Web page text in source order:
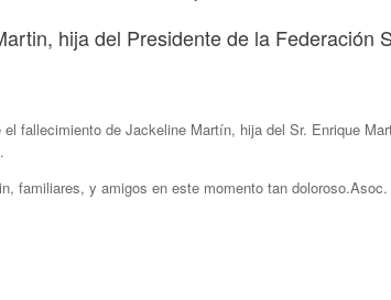
hija del Presidente de la Federación
fallecimiento de Jackeline Martín, hija del Sr. Enrique
familiares, y amigos en este momento tan